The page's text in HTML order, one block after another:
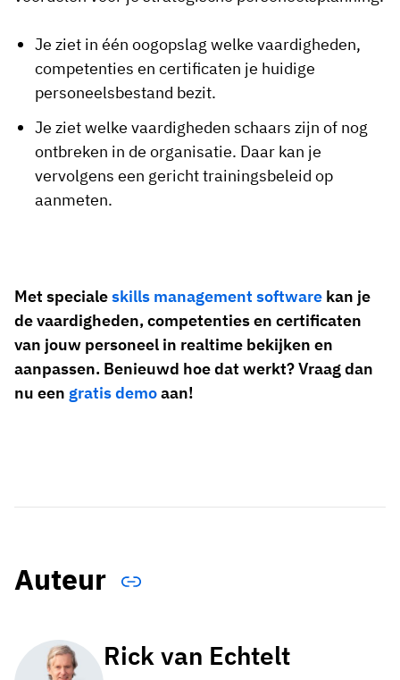
Je ziet in één oogopslag welke vaardigheden,
competenties en certificaten je huidige
personeelsbestand bezit.
Je ziet welke vaardigheden schaars zijn of nog
ontbreken in de organisatie. Daar kan je
vervolgens een gericht trainingsbeleid op
aanmeten.
Met specialeskills management software kan je
de vaardigheden, competenties en certificaten
van jouw personeel in realtime bekijken en
aanpassen. Benieuwd hoe dat werkt? Vraag dan
nu een gratis demoaan!
Auteur
Rick van Echtelt